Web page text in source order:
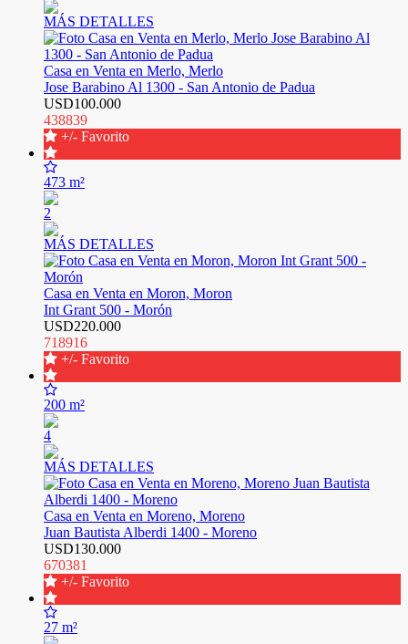
MÁS DETALLES
Casa en Venta en Merlo, Merlo
Jose Barabino Al 1300 - San Antonio de Padua
USD100.000
438839
+/- Favorito
473 m²
2
MÁS DETALLES
Casa en Venta en Moron, Moron
Int Grant 500 - Morón
USD220.000
718916
+/- Favorito
200 m²
4
MÁS DETALLES
Casa en Venta en Moreno, Moreno
Juan Bautista Alberdi 1400 - Moreno
USD130.000
670381
+/- Favorito
27 m²